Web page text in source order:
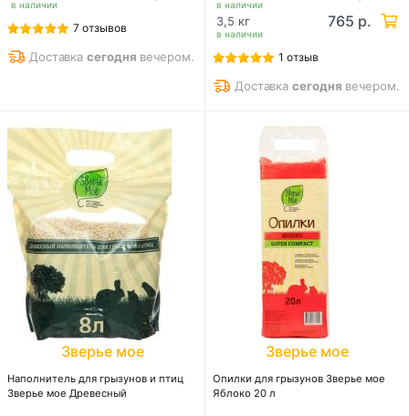
в наличии
7 отзывов
Доставкасегодня вечером.
в наличии
в наличии
3,5 кг 765 р.
1 отзыв
Доставкасегодня вечером.
Зверье мое
Наполнитель для грызунов и птиц
Зверье мое Древесный
Зверье мое
Опилки для грызунов Зверье мое
Яблоко 20 л